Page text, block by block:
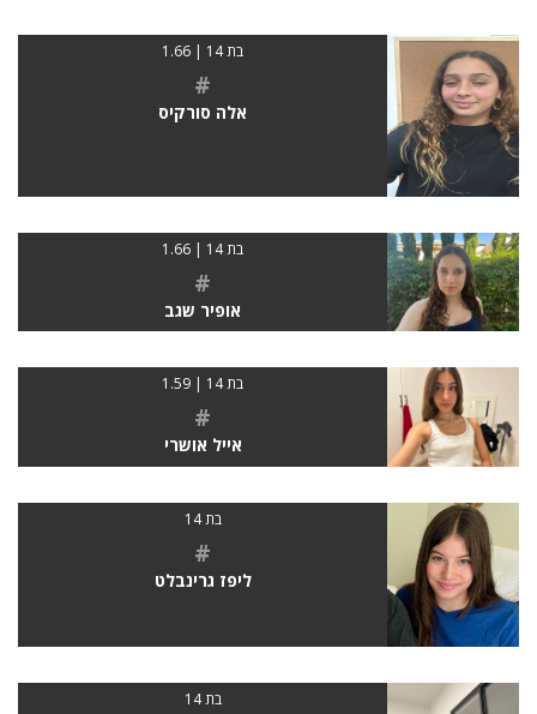
בת 14 | 1.66
#
אלה סורקיס
בת 14 | 1.66
#
אופיר שגב
בת 14 | 1.59
#
אייל אושרי
בת 14
#
ליפז גרינבלט
בת 14